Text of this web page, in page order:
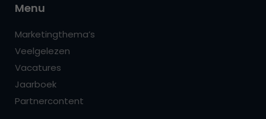
Menu
Marketingthema’s
Veelgelezen
Vacatures
Jaarboek
Partnercontent